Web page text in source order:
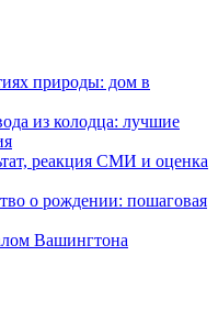
природы: дом в
из колодца: лучшие
реакция СМИ и оценка
о рождении: пошаговая
Вашингтона